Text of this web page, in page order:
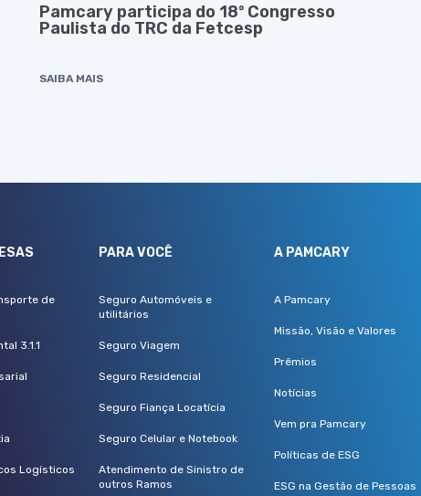
Pamcary participa do 18º Congresso
Paulista do TRC da Fetcesp
SAIBA MAIS
de
3.1.1
Logísticos
PARA VOCÊ
Seguro Automóveis e
utilitários
Seguro Viagem
Seguro Residencial
Seguro Fiança Locatícia
Seguro Celular e Notebook
Atendimento de Sinistro de
outros Ramos
A PAMCARY
A Pamcary
Missão, Visão e Valores
Prêmios
Notícias
Vem pra Pamcary
Políticas de ESG
ESG na Gestão de Pessoas